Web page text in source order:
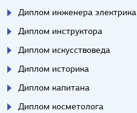
Диплом инженера электрика
Диплом инструктора
Диплом искусствоведа
Диплом историка
Диплом капитана
Диплом косметолога